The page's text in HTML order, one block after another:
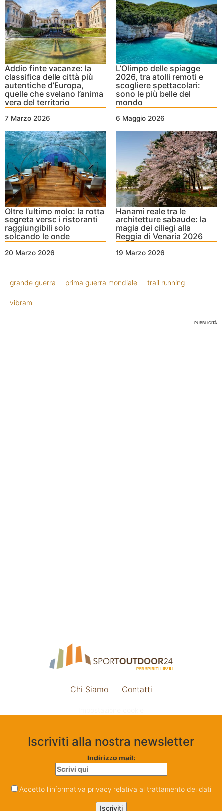
Addio finte vacanze: la
classifica delle città più
autentiche d’Europa,
quelle che svelano l’anima
vera del territorio
7 Marzo 2026
L’Olimpo delle spiagge
2026, tra atolli remoti e
scogliere spettacolari:
sono le più belle del
mondo
6 Maggio 2026
Oltre l’ultimo molo: la rotta
segreta verso i ristoranti
raggiungibili solo
solcando le onde
20 Marzo 2026
Hanami reale tra le
architetture sabaude: la
magia dei ciliegi alla
Reggia di Venaria 2026
19 Marzo 2026
grande guerra prima guerra mondiale trail running
vibram
PUBBLICITÀ
Chi Siamo Contatti
Iscriviti alla nostra newsletter
Indirizzo mail:
Accetto l'informativa privacy relativa al trattamento dei dati